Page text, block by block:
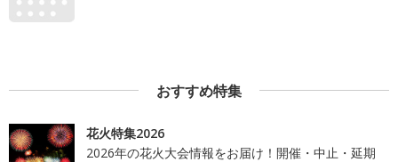
おすすめ特集
花火特集2026
2026年の花火大会情報をお届け！開催・中止・延期